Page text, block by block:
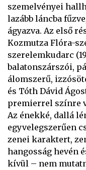
szemelvényei
lazább láncba
ágyazva. Az első
Kozmutza Flóra-
szerelemkudarc
balatonszárszói,
álomszerű,
és Tóth Dávid
premierrel színre
Az énekké, dallá
egyvelegszerűen
zenei karaktert,
hangosság hevén
kívül – nem